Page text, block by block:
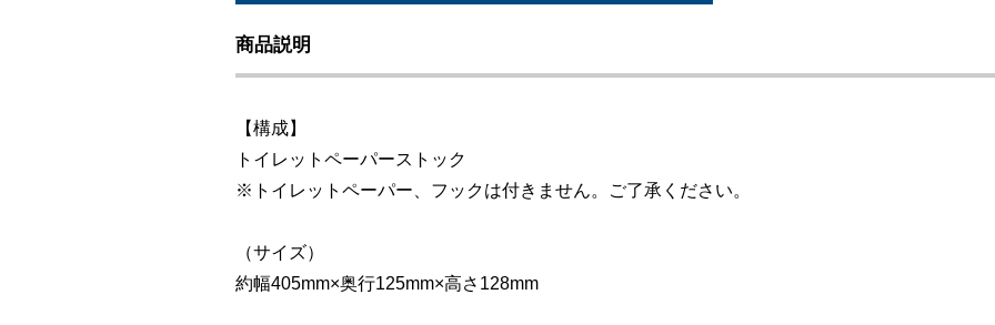
商品説明
【構成】
トイレットペーパーストック
※トイレットペーパー、フックは付きません。ご了承ください。
（サイズ）
約幅405mm×奥行125mm×高さ128mm